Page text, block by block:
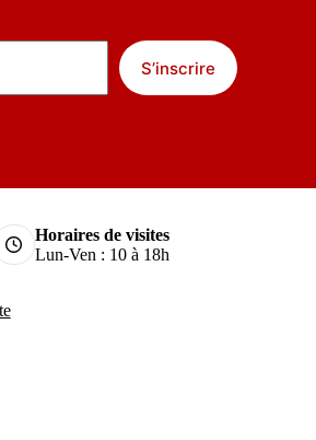
S’inscrire
Horaires de visites
Lun-Ven : 10 à 18h